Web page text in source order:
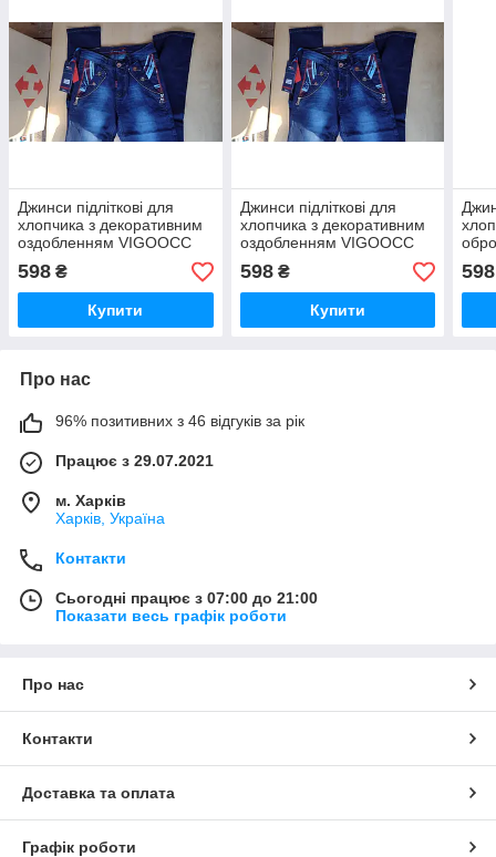
Джинси підліткові для
хлопчика з декоративним
оздобленням VIGOOCC
598 ₴
Купити
Джинси підліткові для
хлопчика з декоративним
оздобленням VIGOOCC
598₴
Купити
598
Про нас
96% позитивних з 46 відгуків за рік
Працює з 29.07.2021
м. Харків
Харків, Україна
Контакти
Сьогодні працює з 07:00 до 21:00
Показати весь графік роботи
Про нас
Контакти
Доставка та оплата
Графік роботи